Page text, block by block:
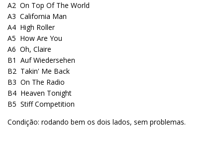
A2 On Top Of The World
A3 California Man
A4 High Roller
A5 How Are You
A6 Oh, Claire
B1 Auf Wiedersehen
B2 Takin' Me Back
B3 On The Radio
B4 Heaven Tonight
B5 Stiff Competition
Condição: rodando bem os dois lados, sem problemas.